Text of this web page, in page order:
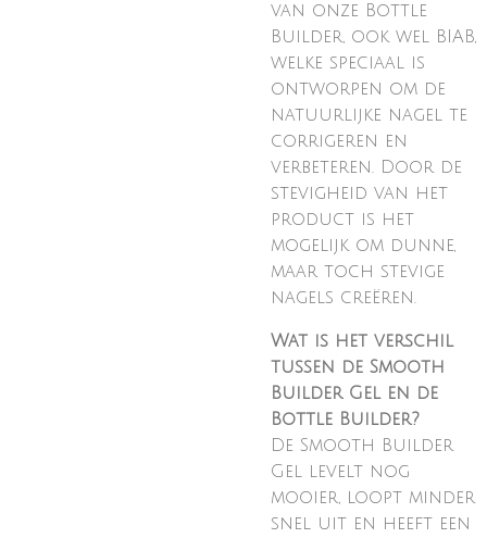
van onze Bottle
Builder, ook wel BIAB,
welke speciaal is
ontworpen om de
natuurlijke nagel te
corrigeren en
verbeteren. Door de
stevigheid van het
product is het
mogelijk om dunne,
maar toch stevige
nagels creëren.
Wat is het verschil
tussen de Smooth
Builder Gel en de
Bottle Builder?
De Smooth Builder
Gel levelt nog
mooier, loopt minder
snel uit en heeft een